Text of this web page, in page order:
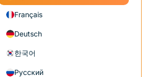
Français
Deutsch
한국어
Русский